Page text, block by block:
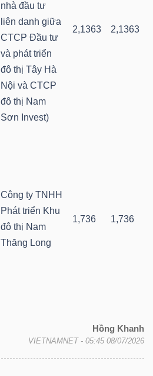
nhà đầu tư
liên danh giữa
CTCP Đầu tư
và phát triển
đô thị Tây Hà
Nội và CTCP
đô thị Nam
Sơn Invest)
2,1363 2,1363
Công ty TNHH
Phát triển Khu
đô thị Nam
Thăng Long
1,736 1,736
Hồng Khanh
VIETNAMNET - 05:45 08/07/2026
Chỉ số Chứng chỉ quỹ